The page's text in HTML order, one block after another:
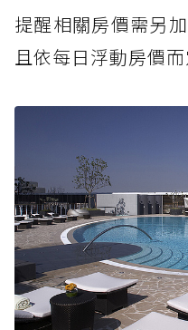
提醒相關房價需另
且依每日浮動房價而